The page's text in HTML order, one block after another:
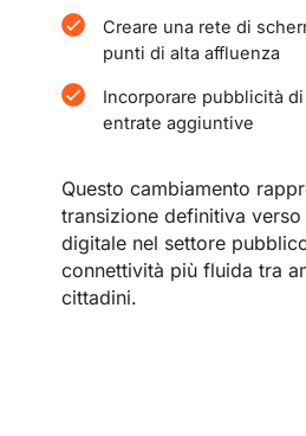
Creare una rete di
punti di alta affluenza
Incorporare pubblicità
entrate aggiuntive
Questo cambiamento
transizione definitiva verso
digitale nel settore
connettività più fluida tra
cittadini.